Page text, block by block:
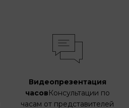
Видеопрезентация
часовКонсультации по
часам от представителей